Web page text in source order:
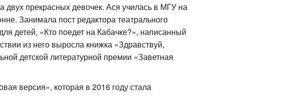
прекрасных девочек. Ася училась в МГУ на
Занимала пост редактора театрального
детей, «Кто поедет на Кабачке?», написанный
из него выросла книжка «Здравствуй,
детской литературной премии «Заветная
версия», которая в 2016 году стала